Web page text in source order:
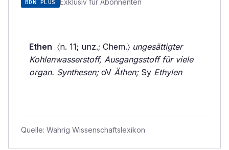
BDW PLUS Exklusiv für Abonnenten
Ethen 〈n. 11; unz.; Chem.〉 ungesättigter
Kohlenwasserstoff, Ausgangsstoff für viele
organ. Synthesen;oV Äthen;Sy Ethylen
Quelle: Wahrig Wissenschaftslexikon